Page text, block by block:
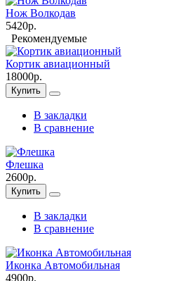
Нож Волкодав
5420р.
Рекомендуемые
Кортик авиационный
18000р.
Купить
В закладки
В сравнение
Флешка
2600р.
Купить
В закладки
В сравнение
Иконка Автомобильная
4900р.